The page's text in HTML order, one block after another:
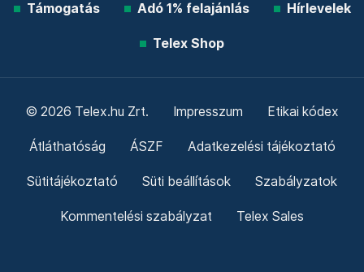
Támogatás Adó 1% felajánlás Hírlevelek
Telex Shop
© 2026 Telex.hu Zrt. Impresszum Etikai kódex
Átláthatóság ÁSZF Adatkezelési tájékoztató
Sütitájékoztató Süti beállítások Szabályzatok
Kommentelési szabályzat Telex Sales